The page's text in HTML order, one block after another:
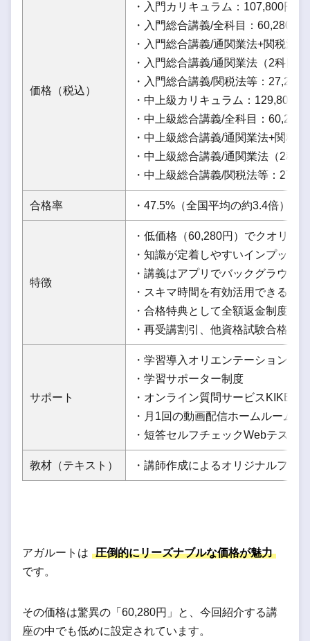
価格（税込）
・入門カリキュラム：107,800円
・入門総合講義/全科目：60,280円
・入門総合講義/通関業法+関税法
・入門総合講義/通関業法（2科目
・入門総合講義/関税法等：27,280
・中上級カリキュラム：129,800円
・中上級総合講義/全科目：60,280
・中上級総合講義/通関業法+関税
・中上級総合講義/通関業法（2科
・中上級総合講義/関税法等：
合格率 ・47.5%（全国平均の約3.4倍）
特徴
・低価格（60,280円）でクオリテ
・知識が定着しやすいインプット
・講義はアプリでバックグラウン
・スキマ時間を有効活用できる
・合格特典として全額返金制度や
・再受講割引、他資格試験合格者
サポート
・学習導入オリエンテーション
・学習サポーター制度
・オンライン質問サービス
・月1回の動画配信ホームルーム制
・短答セルフチェックWebテスト
教材（テキスト） ・講師作成によるオリジナルフル
アガルートは
圧倒的にリーズナブルな価格が魅力
です。
その価格は驚異の「60,280円」と、今回紹介する講
座の中でも低めに設定されています。